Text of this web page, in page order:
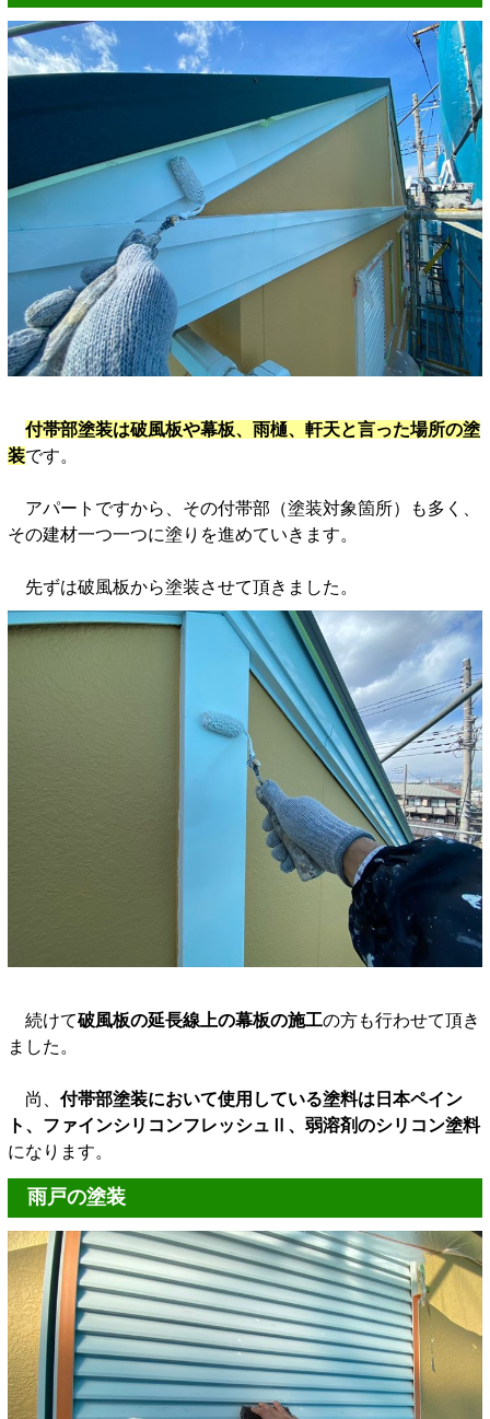
付帯部塗装は破風板や幕板、雨樋、軒天と言った場所の塗
装です。
アパートですから、その付帯部（塗装対象箇所）も多く、
その建材一つ一つに塗りを進めていきます。
先ずは破風板から塗装させて頂きました。
続けて破風板の延長線上の幕板の施工の方も行わせて頂き
ました。
尚、 付帯部塗装において使用している塗料は日本ペイン
ト、ファインシリコンフレッシュⅡ、弱溶剤のシリコン塗料
になります。
雨戸の塗装